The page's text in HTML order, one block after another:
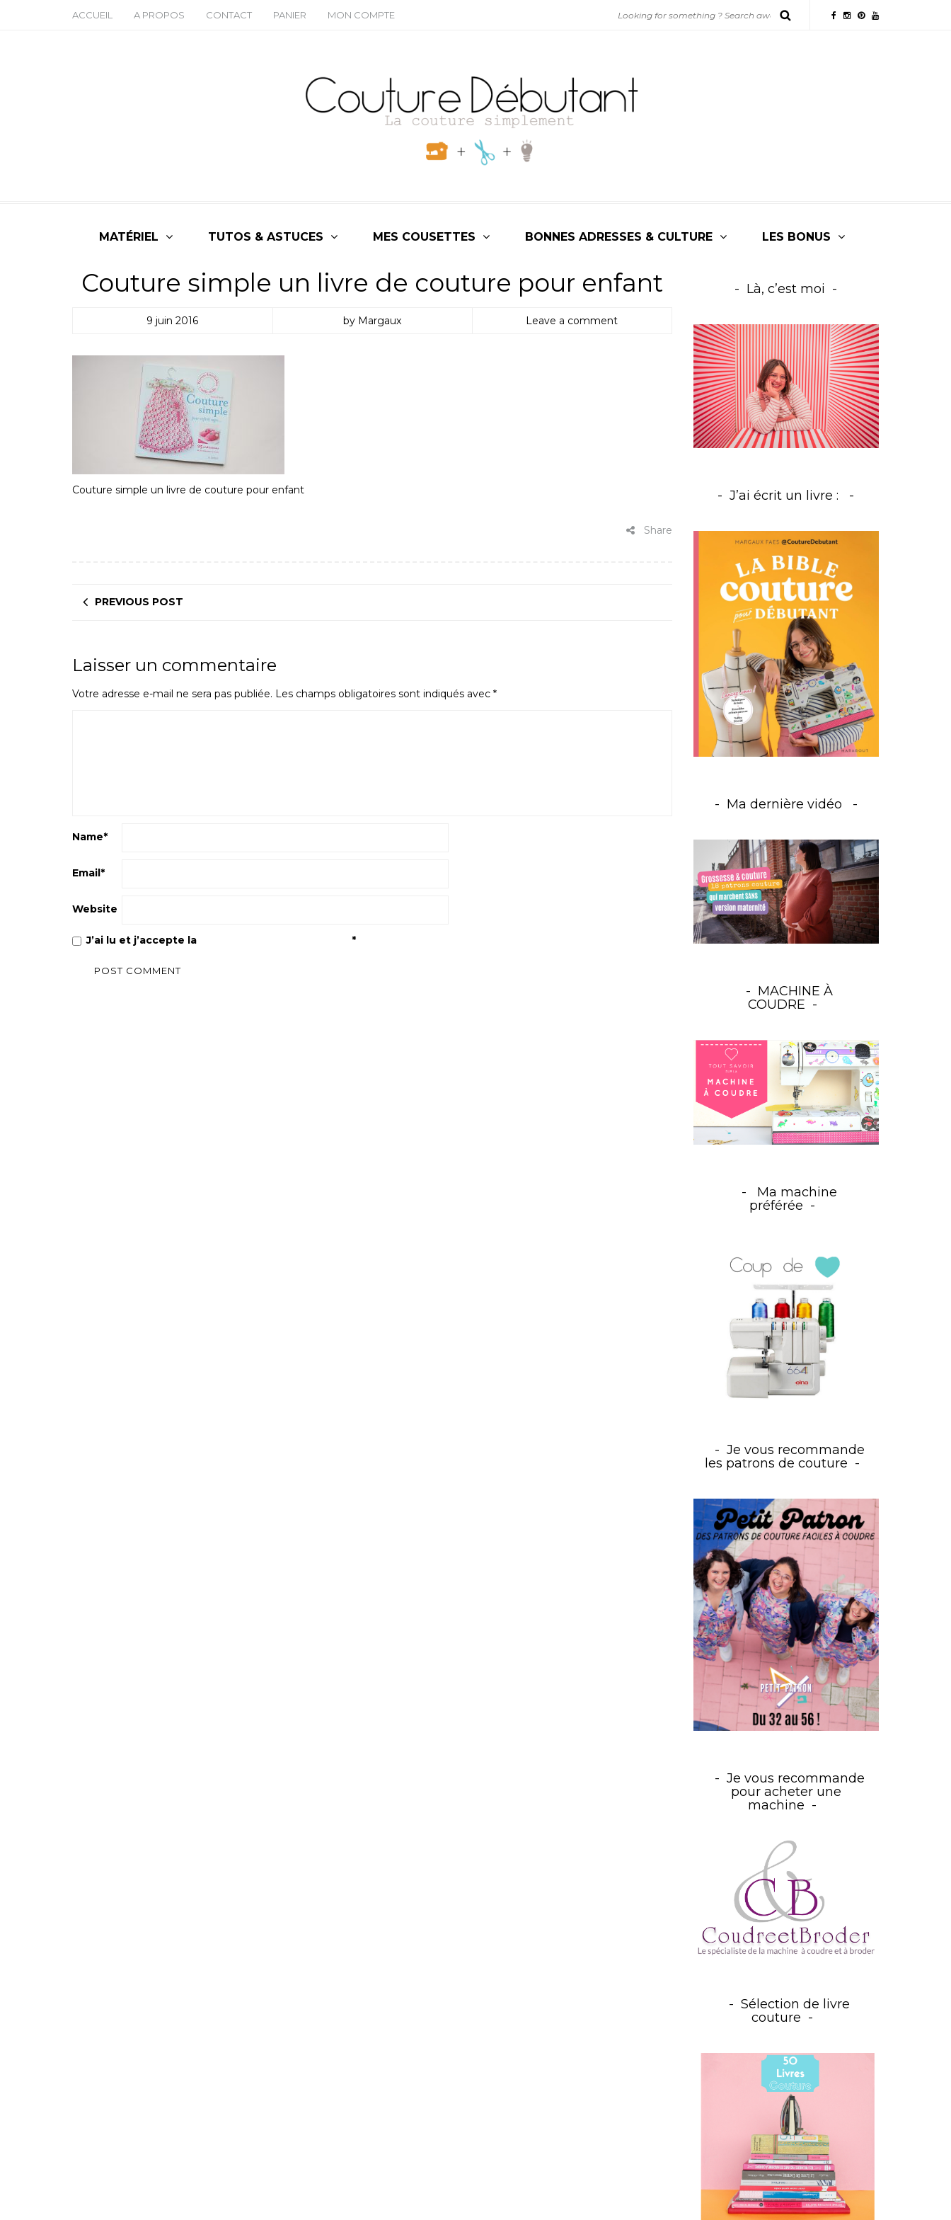
ACCUEIL A PROPOS CONTACT PANIER MON COMPTE
MATÉRIEL TUTOS & ASTUCES MES COUSETTES BONNES ADRESSES & CULTURE LES BONUS
Couture simple un livre de couture pour enfant
9 juin 2016 by Margaux Leave a comment
Couture simple un livre de couture pour enfant
Share
PREVIOUS POST
Laisser un commentaire
Votre adresse e-mail ne sera pas publiée. Les champs obligatoires sont indiqués avec *
Name*
Email*
Website
J’ai lu et j’accepte la *
Là, c’est moi
J’ai écrit un livre :
Ma dernière vidéo
MACHINE À
COUDRE
Ma machine
préférée
Je vous recommande
les patrons de couture
Je vous recommande
pour acheter une
machine
Sélection de livre
couture